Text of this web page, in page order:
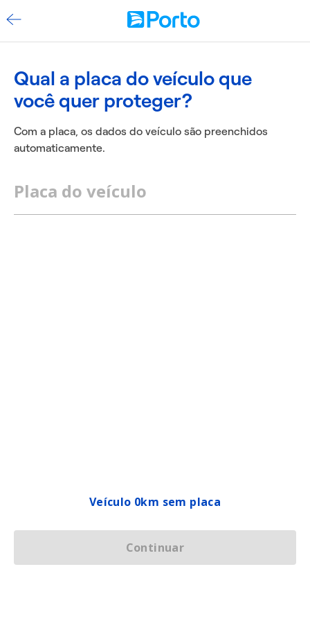
Qual a placa do veículo que
você quer proteger?
Com a placa, os dados do veículo são preenchidos
automaticamente.
Placa do veículo
Veículo 0km sem placa
Continuar